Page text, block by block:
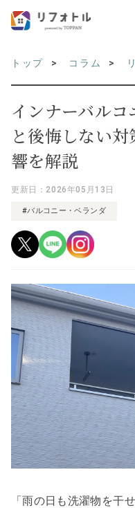
トップ コラム
インナーバルコ
と後悔しない
響を解説
更新日：2026年05月13日
#バルコニー・ベランダ
「雨の日も洗濯物を干